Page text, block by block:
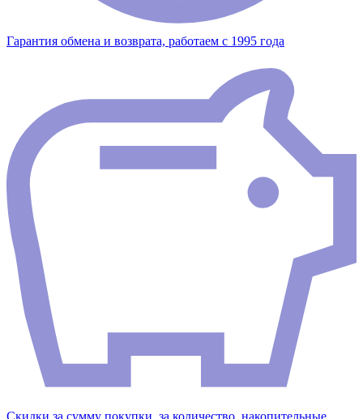
Гарантия обмена и возврата, работаем с 1995 года